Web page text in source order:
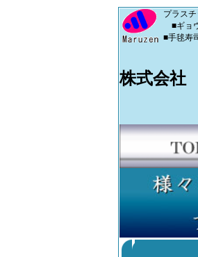
プラス
■ギョ
■手毬寿
株式